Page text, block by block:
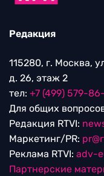
Редакция
115280, г. Москва,
д. 26, этаж 2
тел: +7 (499) 579-
Для общих
Редакция RTVI:
Маркетинг/PR:
Реклама RTVI: adv-
Партнерские